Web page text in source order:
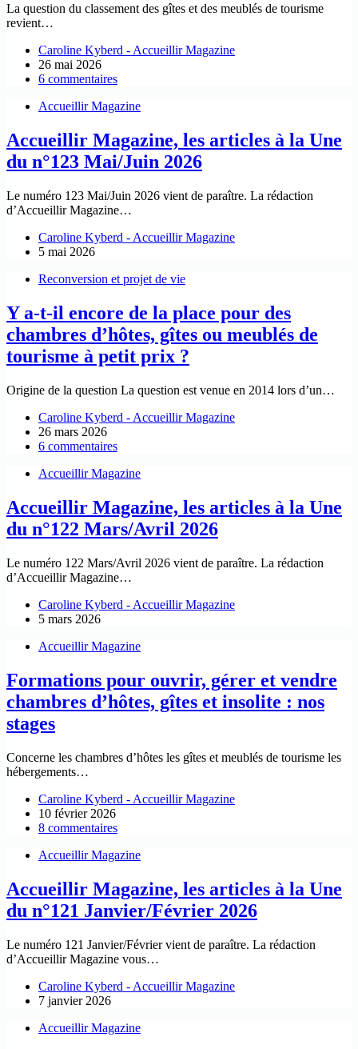
La question du classement des gîtes et des meublés de tourisme
revient…
Caroline Kyberd - Accueillir Magazine
26 mai 2026
6 commentaires
Accueillir Magazine
Accueillir Magazine, les articles à la Une
du n°123 Mai/Juin 2026
Le numéro 123 Mai/Juin 2026 vient de paraître. La rédaction
d’Accueillir Magazine…
Caroline Kyberd - Accueillir Magazine
5 mai 2026
Reconversion et projet de vie
Y a-t-il encore de la place pour des
chambres d’hôtes, gîtes ou meublés de
tourisme à petit prix ?
Origine de la question La question est venue en 2014 lors d’un…
Caroline Kyberd - Accueillir Magazine
26 mars 2026
6 commentaires
Accueillir Magazine
Accueillir Magazine, les articles à la Une
du n°122 Mars/Avril 2026
Le numéro 122 Mars/Avril 2026 vient de paraître. La rédaction
d’Accueillir Magazine…
Caroline Kyberd - Accueillir Magazine
5 mars 2026
Accueillir Magazine
Formations pour ouvrir, gérer et vendre
chambres d’hôtes, gîtes et insolite : nos
stages
Concerne les chambres d’hôtes les gîtes et meublés de tourisme les
hébergements…
Caroline Kyberd - Accueillir Magazine
10 février 2026
8 commentaires
Accueillir Magazine
Accueillir Magazine, les articles à la Une
du n°121 Janvier/Février 2026
Le numéro 121 Janvier/Février vient de paraître. La rédaction
d’Accueillir Magazine vous…
Caroline Kyberd - Accueillir Magazine
7 janvier 2026
Accueillir Magazine